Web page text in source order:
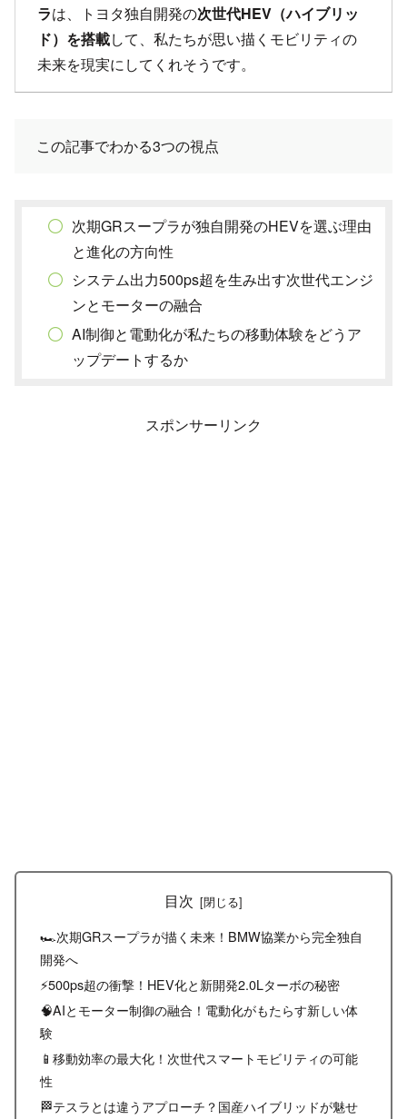
ラは、トヨタ独自開発の次世代HEV（ハイブリッ
ド）を搭載して、私たちが思い描くモビリティの
未来を現実にしてくれそうです。
この記事でわかる3つの視点
次期GRスープラが独自開発のHEVを選ぶ理由
と進化の方向性
システム出力500ps超を生み出す次世代エンジ
ンとモーターの融合
AI制御と電動化が私たちの移動体験をどうア
ップデートするか
スポンサーリンク
目次
🏎️次期GRスープラが描く未来！BMW協業から完全独自
開発へ
⚡500ps超の衝撃！HEV化と新開発2.0Lターボの秘密
🧠AIとモーター制御の融合！電動化がもたらす新しい体
験
📱移動効率の最大化！次世代スマートモビリティの可能
性
🏁テスラとは違うアプローチ？国産ハイブリッドが魅せ